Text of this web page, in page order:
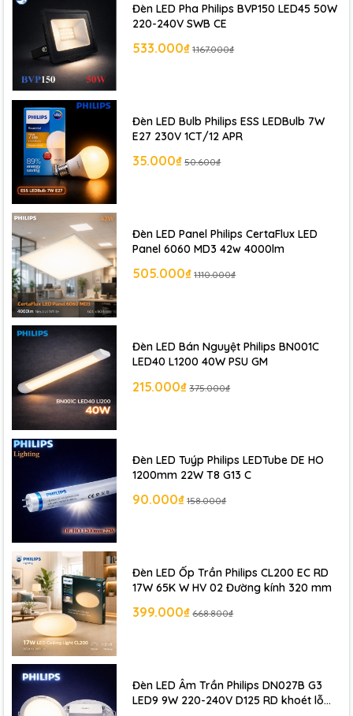
Đèn LED Pha Philips BVP150 LED45 50W
220-240V SWB CE
533.000₫ 1.167.000₫
Đèn LED Bulb Philips ESS LEDBulb 7W
E27 230V 1CT/12 APR
35.000₫ 50.600₫
Đèn LED Panel Philips CertaFlux LED
Panel 6060 MD3 42w 4000lm
505.000₫ 1.110.000₫
Đèn LED Bán Nguyệt Philips BN001C
LED40 L1200 40W PSU GM
215.000₫ 375.000₫
Đèn LED Tuýp Philips LEDTube DE HO
1200mm 22W T8 G13 C
90.000₫ 158.000₫
Đèn LED Ốp Trần Philips CL200 EC RD
17W 65K W HV 02 Đường kính 320 mm
399.000₫ 668.800₫
Đèn LED Âm Trần Philips DN027B G3
LED9 9W 220-240V D125 RD khoét lỗ